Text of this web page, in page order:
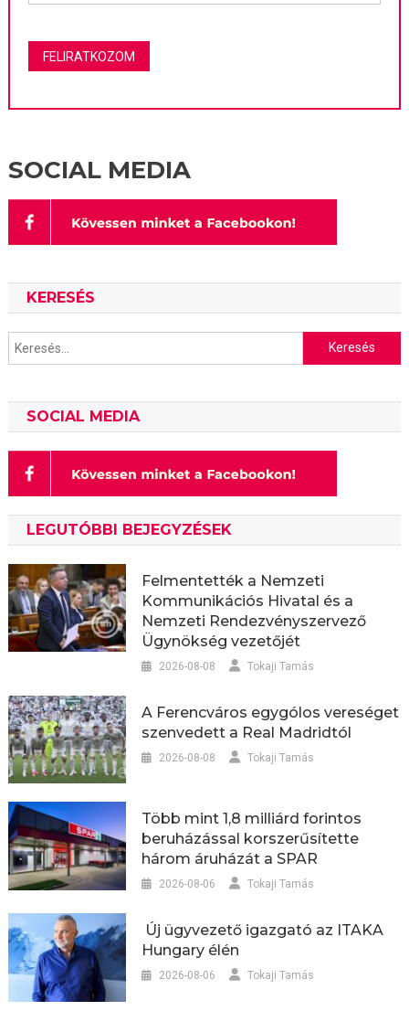
SOCIAL MEDIA
KERESÉS
Keresés:
SOCIAL MEDIA
LEGUTÓBBI BEJEGYZÉSEK
Felmentették a Nemzeti
Kommunikációs Hivatal és a
Nemzeti Rendezvényszervező
Ügynökség vezetőjét
2026-08-08 Tokaji Tamás
A Ferencváros egygólos vereséget
szenvedett a Real Madridtól
2026-08-08 Tokaji Tamás
Több mint 1,8 milliárd forintos
beruházással korszerűsítette
három áruházát a SPAR
2026-08-06 Tokaji Tamás
Új ügyvezető igazgató az ITAKA
Hungary élén
2026-08-06 Tokaji Tamás